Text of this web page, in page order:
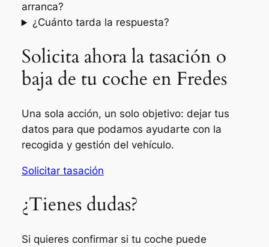
arranca?
¿Cuánto tarda la respuesta?
Solicita ahora la tasación o
baja de tu coche en Fredes
Una sola acción, un solo objetivo: dejar tus
datos para que podamos ayudarte con la
recogida y gestión del vehículo.
Solicitar tasación
¿Tienes dudas?
Si quieres confirmar si tu coche puede